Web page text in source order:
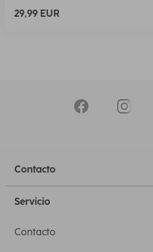
29,99 EUR
Contacto
Servicio
Contacto